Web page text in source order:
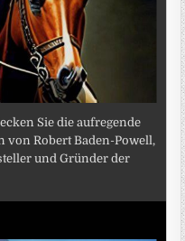
Sie die aufregende
von Robert Baden-Powell,
und Gründer der